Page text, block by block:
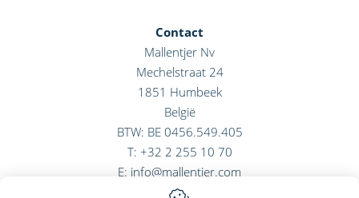
Contact
Mallentjer Nv
Mechelstraat 24
1851 Humbeek
België
BTW: BE 0456.549.405
T: +32 2 255 10 70
E: info@mallentjer.com